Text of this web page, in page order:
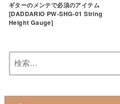
ギターのメンテで必須のアイテム
[DADDARIO PW-SHG-01 String
Height Gauge]
索: